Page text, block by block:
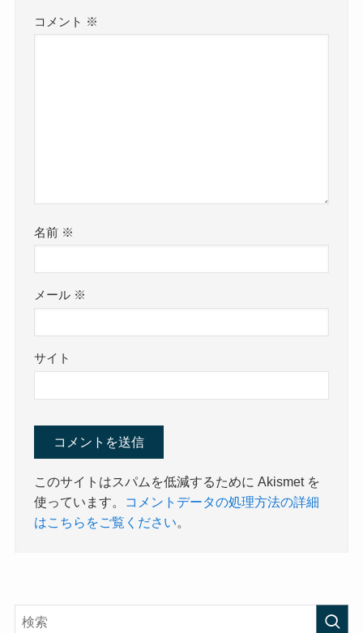
コメント ※
名前 ※
メール ※
サイト
このサイトはスパムを低減するために Akismet を
使っています。
コメントデータの処理方法の詳細
はこちらをご覧ください。